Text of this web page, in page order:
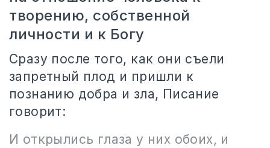
творению, собственной
личности и к Богу
Сразу после того, как они съели
запретный плод и пришли к
познанию добра и зла, Писание
говорит:
И открылись глаза у них обоих, и